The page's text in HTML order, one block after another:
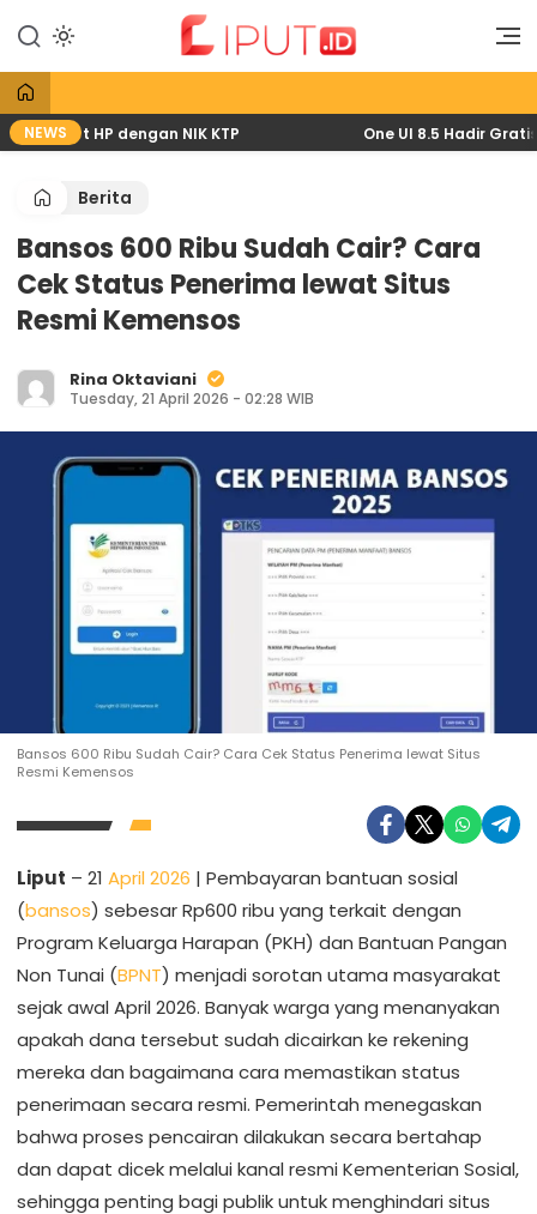
konten
Liput
Liputan Digital
NEWSHP dengan NIK KTP One UI 8.5 Hadir Gratis:
Berita
Bansos 600 Ribu Sudah Cair? Cara
Cek Status Penerima lewat Situs
Resmi Kemensos
Rina Oktaviani
Tuesday, 21 April 2026 - 02:28 WIB
Bansos 600 Ribu Sudah Cair? Cara Cek Status Penerima lewat Situs
Resmi Kemensos
Liput – 21 April 2026 | Pembayaran bantuan sosial
(bansos) sebesar Rp600 ribu yang terkait dengan
Program Keluarga Harapan (PKH) dan Bantuan Pangan
Non Tunai (BPNT) menjadi sorotan utama masyarakat
sejak awal April 2026. Banyak warga yang menanyakan
apakah dana tersebut sudah dicairkan ke rekening
mereka dan bagaimana cara memastikan status
penerimaan secara resmi. Pemerintah menegaskan
bahwa proses pencairan dilakukan secara bertahap
dan dapat dicek melalui kanal resmi Kementerian Sosial,
sehingga penting bagi publik untuk menghindari situs